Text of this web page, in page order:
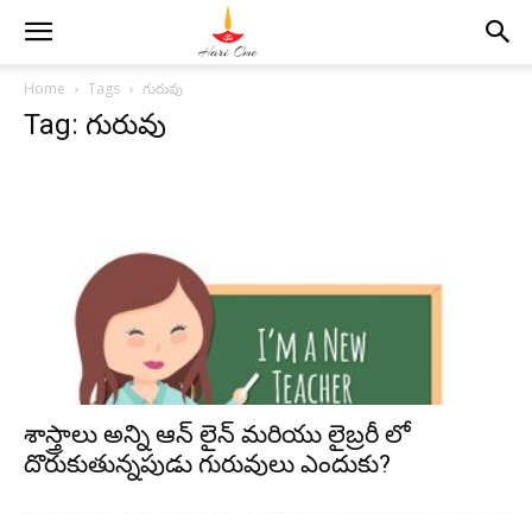
Home Tags గురువు
Tag: గురువు
శాస్త్రాలు అన్ని ఆన్ లైన్ మరియు లైబ్రరీ లో
దొరుకుతున్నపుడు గురువులు ఎందుకు?